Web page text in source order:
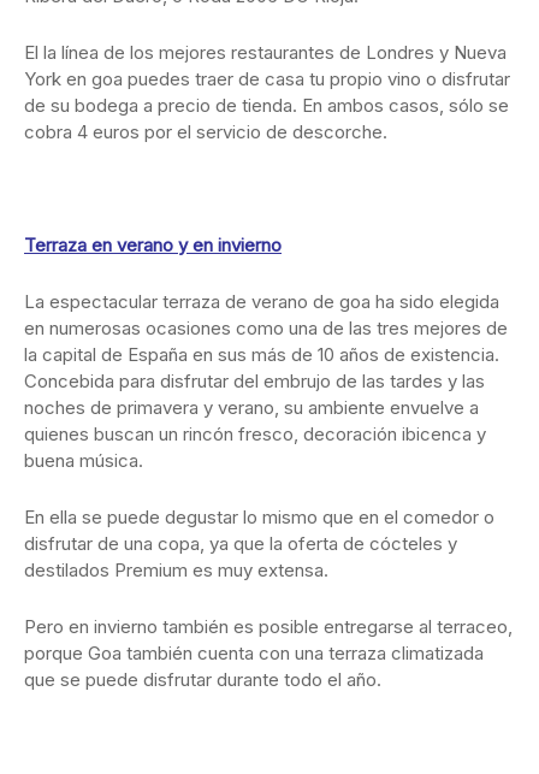
El la línea de los mejores restaurantes de Londres y Nueva
York en goa puedes traer de casa tu propio vino o disfrutar
de su bodega a precio de tienda. En ambos casos, sólo se
cobra 4 euros por el servicio de descorche.
Terraza en verano y en invierno
La espectacular terraza de verano de goa ha sido elegida
en numerosas ocasiones como una de las tres mejores de
la capital de España en sus más de 10 años de existencia.
Concebida para disfrutar del embrujo de las tardes y las
noches de primavera y verano, su ambiente envuelve a
quienes buscan un rincón fresco, decoración ibicenca y
buena música.
En ella se puede degustar lo mismo que en el comedor o
disfrutar de una copa, ya que la oferta de cócteles y
destilados Premium es muy extensa.
Pero en invierno también es posible entregarse al terraceo,
porque Goa también cuenta con una terraza climatizada
que se puede disfrutar durante todo el año.